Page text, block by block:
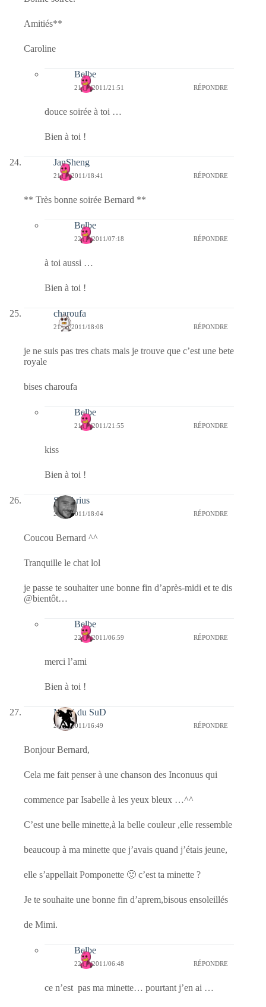
Amitiés**
Caroline
Belbe
21/03/2011/21:51 RÉPONDRE
douce soirée à toi …
Bien à toi !
JanSheng
21/03/2011/18:41 RÉPONDRE
** Très bonne soirée Bernard **
Belbe
22/03/2011/07:18 RÉPONDRE
à toi aussi …
Bien à toi !
charoufa
21/03/2011/18:08 RÉPONDRE
je ne suis pas tres chats mais je trouve que c’est une bete
royale
bises charoufa
Belbe
21/03/2011/21:55 RÉPONDRE
kiss
Bien à toi !
SD-Arius
21/03/2011/18:04 RÉPONDRE
Coucou Bernard ^^
Tranquille le chat lol
je passe te souhaiter une bonne fin d’après-midi et te dis
@bientôt…
Belbe
22/03/2011/06:59 RÉPONDRE
merci l’ami
Bien à toi !
MiMi du SuD
21/03/2011/16:49 RÉPONDRE
Bonjour Bernard,
Cela me fait penser à une chanson des Inconuus qui
commence par Isabelle à les yeux bleux …^^
C’est une belle minette,à la belle couleur ,elle ressemble
beaucoup à ma minette que j’avais quand j’étais jeune,
elle s’appellait Pomponette 🙂 c’est ta minette ?
Je te souhaite une bonne fin d’aprem,bisous ensoleillés
de Mimi.
Belbe
22/03/2011/06:48 RÉPONDRE
ce n’est pas ma minette… pourtant j’en ai …